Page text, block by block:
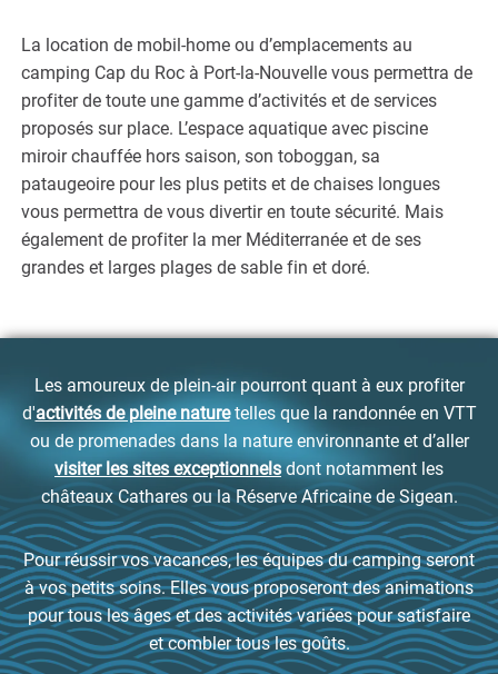
La location de mobil-home ou d’emplacements au
camping Cap du Roc à Port-la-Nouvelle vous permettra de
profiter de toute une gamme d’activités et de services
proposés sur place. L’espace aquatique avec piscine
miroir chauffée hors saison, son toboggan, sa
pataugeoire pour les plus petits et de chaises longues
vous permettra de vous divertir en toute sécurité. Mais
également de profiter la mer Méditerranée et de ses
grandes et larges plages de sable fin et doré.
Les amoureux de plein-air pourront quant à eux profiter
d'activités de pleine naturetelles que la randonnée en VTT
ou de promenades dans la nature environnante et d’aller
visiter les sites exceptionnelsdont notamment les
châteaux Cathares ou la Réserve Africaine de Sigean.
Pour réussir vos vacances, les équipes du camping seront
à vos petits soins. Elles vous proposeront des animations
pour tous les âges et des activités variées pour satisfaire
et combler tous les goûts.